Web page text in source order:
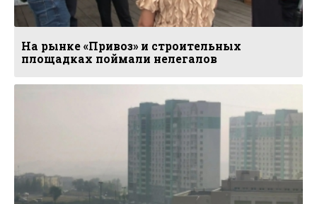
На рынке «Привоз» и строительных
площадках поймали нелегалов